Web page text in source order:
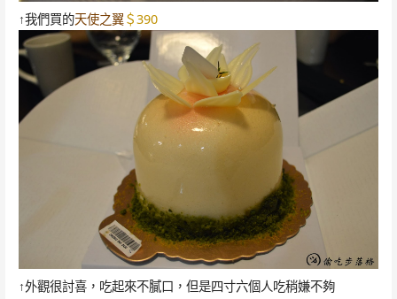
↑我們買的天使之翼＄390
↑外觀很討喜，吃起來不膩口，但是四寸六個人吃稍嫌不夠